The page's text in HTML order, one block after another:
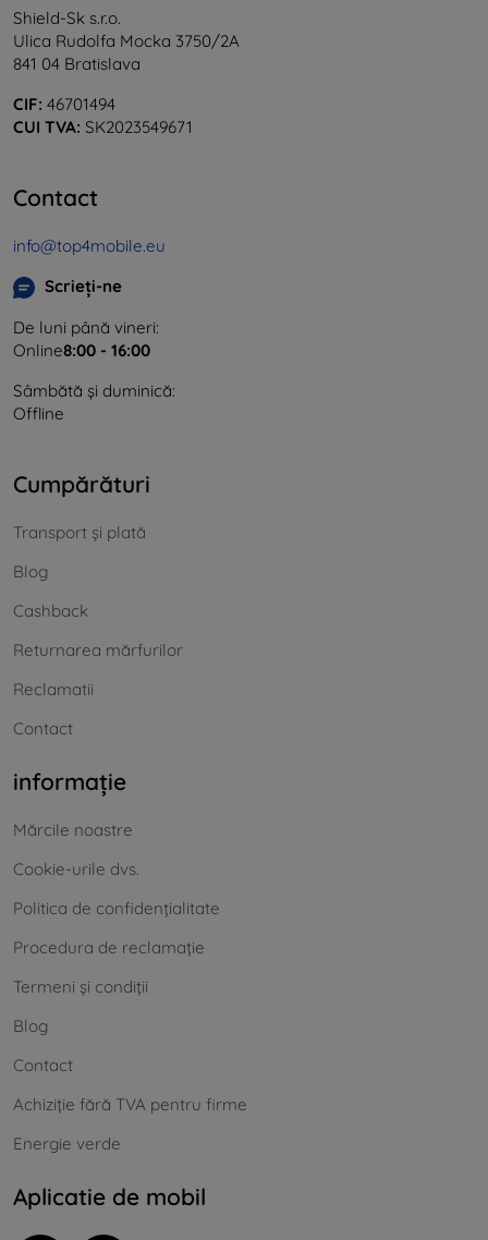
Shield-Sk s.r.o.
Ulica Rudolfa Mocka 3750/2A
841 04 Bratislava
CIF: 46701494
CUI TVA: SK2023549671
Contact
info@top4mobile.eu
Scrieți-ne
De luni până vineri:
Online8:00 - 16:00
Sâmbătă și duminică:
Offline
Cumpărături
Transport și plată
Blog
Cashback
Returnarea mărfurilor
Reclamatii
Contact
informație
Mărcile noastre
Cookie-urile dvs.
Politica de confidențialitate
Procedura de reclamație
Termeni și condiții
Blog
Contact
Achiziție fără TVA pentru firme
Energie verde
Aplicatie de mobil